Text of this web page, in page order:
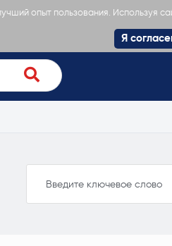
опыт пользования. Используя
Я